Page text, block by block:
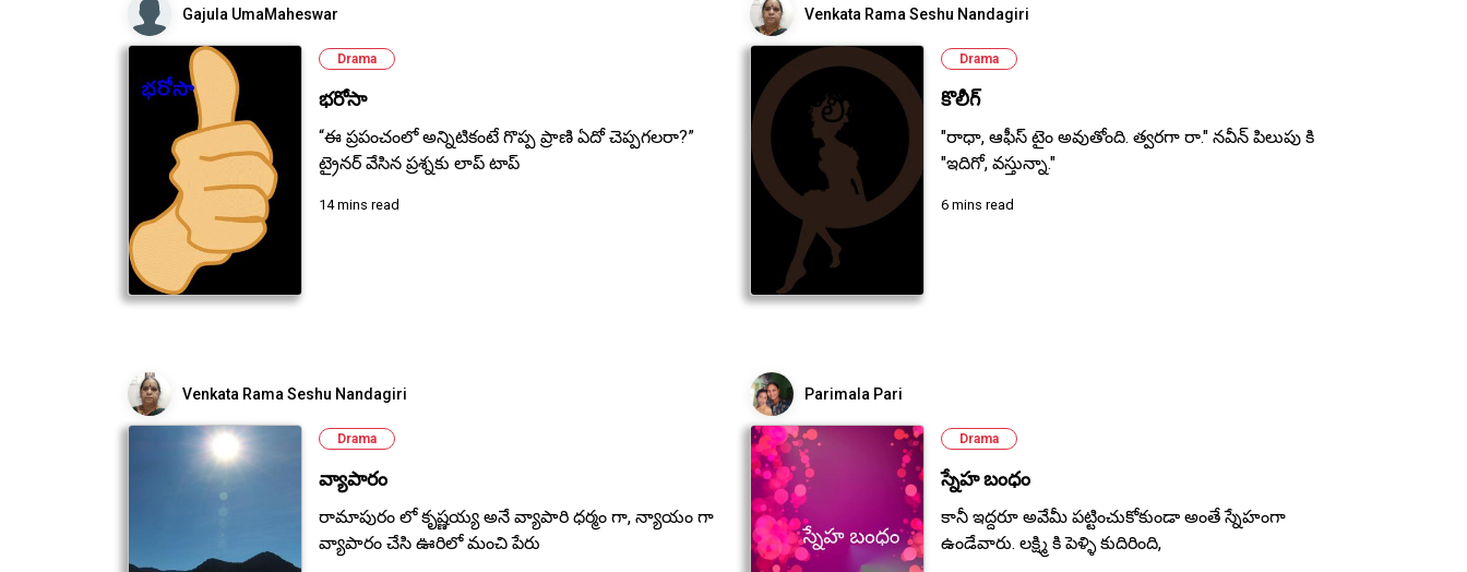
Gajula UmaMaheswar
Drama
భరోసా
“ఈ ప్రపంచంలో అన్నిటికంటే గొప్ప ప్రాణి ఏదో చెప్పగలరా?”
ట్రైనర్ వేసిన ప్రశ్నకు లాప్ టాప్
14 mins read
Venkata Rama Seshu Nandagiri
Drama
కొలీగ్
"రాధా, ఆఫీస్ టైం అవుతోంది. త్వరగా రా." నవీన్ పిలుపు కి
"ఇదిగో, వస్తున్నా."
6 mins read
Venkata Rama Seshu Nandagiri
Drama
వ్యాపారం
రామాపురం లో కృష్ణయ్య అనే వ్యాపారి ధర్మం గా, న్యాయం గా
వ్యాపారం చేసి ఊరిలో మంచి పేరు
Parimala Pari
Drama
స్నేహ బంధం
కానీ ఇద్దరూ అవేమీ పట్టించుకోకుండా అంతే స్నేహంగా
ఉండేవారు. లక్ష్మి కి పెళ్ళి కుదిరింది,